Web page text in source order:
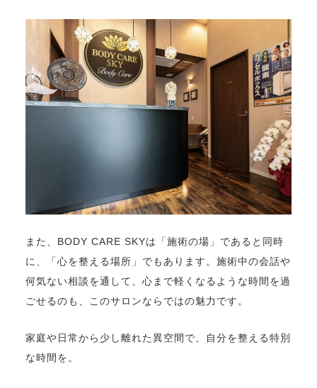
また、BODY CARE SKYは「施術の場」であると同時
に、「心を整える場所」でもあります。施術中の会話や
何気ない相談を通して、心まで軽くなるような時間を過
ごせるのも、このサロンならではの魅力です。
家庭や日常から少し離れた異空間で、自分を整える特別
な時間を。